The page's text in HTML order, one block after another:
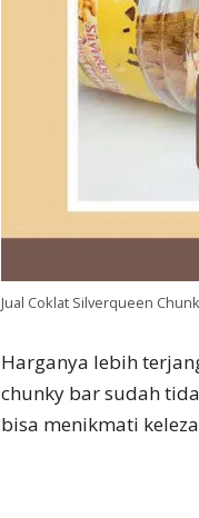
Jual Coklat Silverqueen
Harganya lebih
chunky bar sudah
bisa menikmati